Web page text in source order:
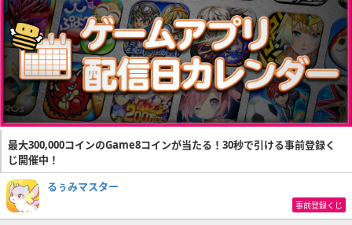
最大300,000コインのGame8コインが当たる！30秒で引ける事前登録く
じ開催中！
るぅみマスター
事前登録くじ